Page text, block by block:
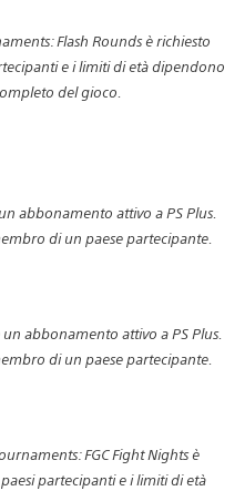
Flash Rounds è richiesto
e i limiti di età dipendono
del gioco.
abbonamento attivo a PS Plus.
di un paese partecipante.
un abbonamento attivo a PS Plus.
di un paese partecipante.
FGC Fight Nights è
partecipanti e i limiti di età